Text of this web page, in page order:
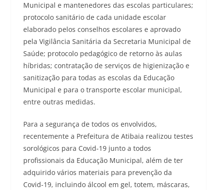
Municipal e mantenedores das escolas particulares;
protocolo sanitário de cada unidade escolar
elaborado pelos conselhos escolares e aprovado
pela Vigilância Sanitária da Secretaria Municipal de
Saúde; protocolo pedagógico de retorno às aulas
híbridas; contratação de serviços de higienização e
sanitização para todas as escolas da Educação
Municipal e para o transporte escolar municipal,
entre outras medidas.
Para a segurança de todos os envolvidos,
recentemente a Prefeitura de Atibaia realizou testes
sorológicos para Covid-19 junto a todos
profissionais da Educação Municipal, além de ter
adquirido vários materiais para prevenção da
Covid-19, incluindo álcool em gel, totem, máscaras,